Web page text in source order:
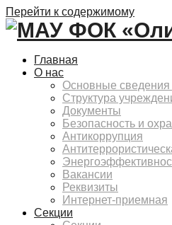
Перейти к содержимому
Главная
О нас
Основные сведения
Структура
Документы
Безопасность и
Антикоррупция
Вакансии
Реквизиты
Интернет-приемная
Секции